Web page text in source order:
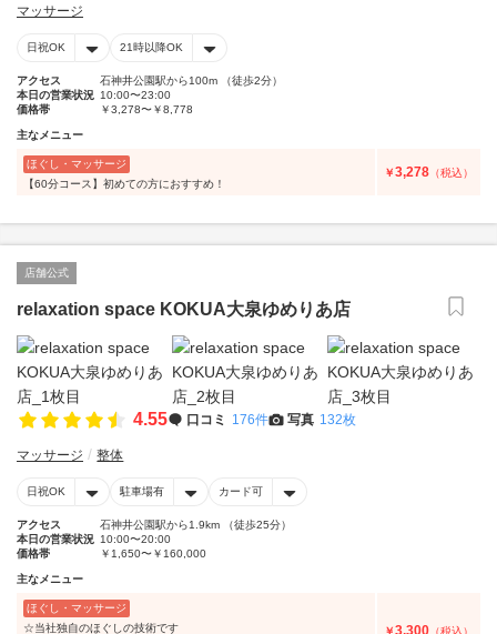
マッサージ
日祝OK 21時以降OK
アクセス
石神井公園駅から100m （徒歩2分）
本日の営業状況 10:00〜23:00
価格帯
￥3,278〜￥8,778
主なメニュー
ほぐし・マッサージ
【60分コース】初めての方におすすめ！
￥3,278 （税込）
店舗公式
relaxation space KOKUA大泉ゆめりあ店
4.55 口コミ 176件 写真 132枚
マッサージ 整体
日祝OK 駐車場有 カード可
アクセス
石神井公園駅から1.9km （徒歩25分）
本日の営業状況 10:00〜20:00
価格帯
￥1,650〜￥160,000
主なメニュー
ほぐし・マッサージ
☆当社独自のほぐしの技術です
￥3,300 （税込）